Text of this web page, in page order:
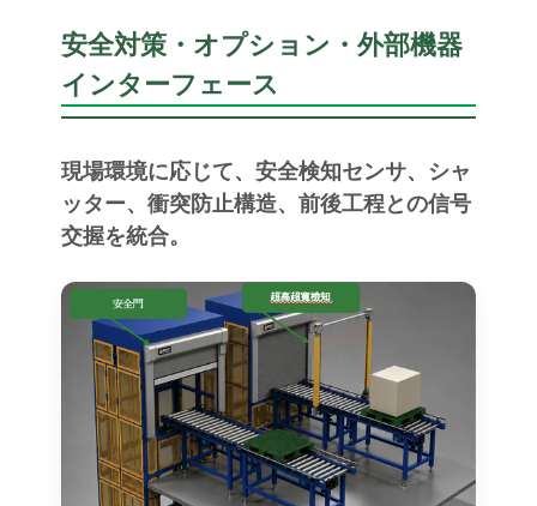
安全対策・オプション・外部機器
インターフェース
現場環境に応じて、安全検知センサ、シャ
ッター、衝突防止構造、前後工程との信号
交握を統合。